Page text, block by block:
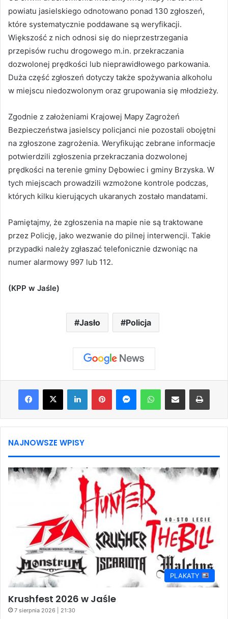
powiatu jasielskiego odnotowano ponad 130 zgłoszeń,
które systematycznie poddawane są weryfikacji.
Większość z nich odnosi się do nieprzestrzegania
przepisów ruchu drogowego m.in. przekraczania
dozwolonej prędkości lub nieprawidłowego parkowania.
Duża część zgłoszeń dotyczy także spożywania alkoholu
w miejscu niedozwolonym oraz grupowania się młodzieży.
Zgodnie z założeniami Krajowej Mapy Zagrożeń
Bezpieczeństwa jasielscy policjanci nie pozostali obojętni
na zgłoszone zagrożenia. Weryfikując zebrane informacje
potwierdzili zgłoszenia przekraczania dozwolonej
prędkości na terenie gminy Dębowiec i gminy Brzyska. W
tych miejscach prowadzili wzmożone kontrole podczas,
których kilku kierujących ukaranych zostało mandatami.
Pamiętajmy, że zgłoszenia na mapie nie są traktowane
przez Policję, jako wezwanie do pilnej interwencji. Takie
przypadki należy zgłaszać telefonicznie dzwoniąc na
numer alarmowy 997 lub 112.
(KPP w Jaśle)
Jasło Policja
Facebook
X LinkedInPinterestMessengerWhatsAppShare via Email Print
NAJNOWSZE WPISY
PLAKATY
Krushfest 2026 w Jaśle
7 sierpnia 2026 | 21:30